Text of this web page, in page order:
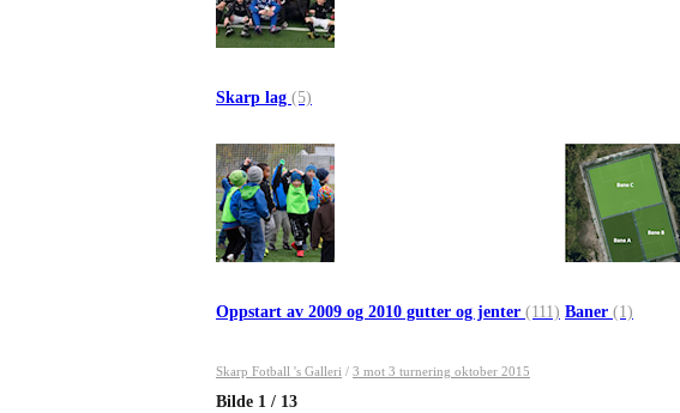
Skarp lag (5)
Oppstart av 2009 og 2010 gutter og jenter (111) Baner (1)
Skarp Fotball 's Galleri / 3 mot 3 turnering oktober 2015
Bilde 1 / 13